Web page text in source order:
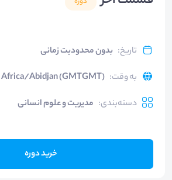
تاریخ: بدون محدودیت زمانی
به وقت:
Africa/Abidjan (GMTGMT)
دسته‌بندی: مدیریت و علوم انسانی
خرید دوره